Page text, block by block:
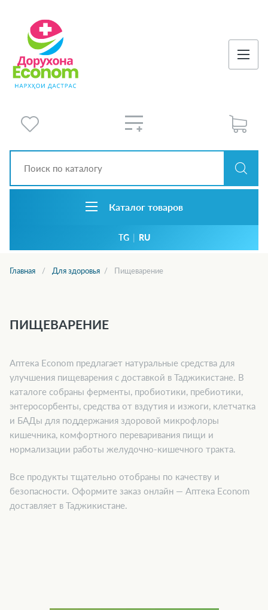
Каталог товаров
TG | RU
Главная Для здоровья Пищеварение
ПИЩЕВАРЕНИЕ
Аптека Econom предлагает натуральные средства для
улучшения пищеварения с доставкой в Таджикистане. В
каталоге собраны ферменты, пробиотики, пребиотики,
энтеросорбенты, средства от вздутия и изжоги, клетчатка
и БАДы для поддержания здоровой микрофлоры
кишечника, комфортного переваривания пищи и
нормализации работы желудочно-кишечного тракта.
Все продукты тщательно отобраны по качеству и
безопасности. Оформите заказ онлайн — Аптека Econom
доставляет в Таджикистане.